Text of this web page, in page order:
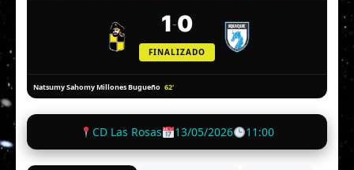
1-0
FINALIZADO
Natsumy Sahomy Millones Bugueño 62'
CD Las Rosas 13/05/2026 11:00